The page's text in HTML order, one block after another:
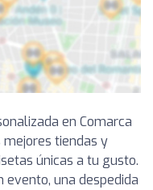
en Comarca
tiendas y
únicas a tu gusto.
evento, una despedida